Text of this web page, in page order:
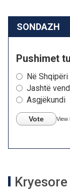
SONDAZH
Pushimet
Në Shqipëri
Jashtë
Asgjëkundi
Vote View
Kryesore